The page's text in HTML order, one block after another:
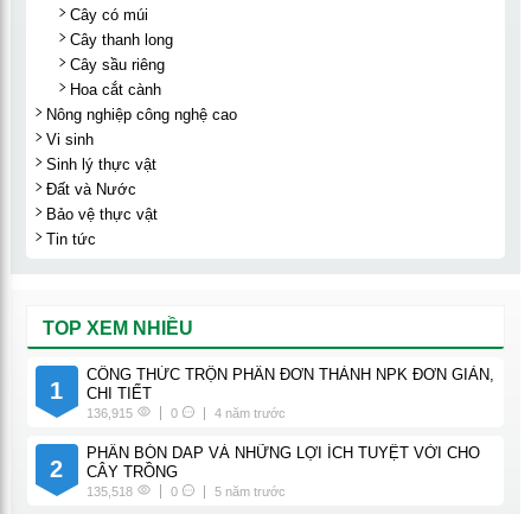
Cây có múi
Cây thanh long
Cây sầu riêng
Hoa cắt cành
Nông nghiệp công nghệ cao
Vi sinh
Sinh lý thực vật
Đất và Nước
Bảo vệ thực vật
Tin tức
TOP XEM NHIỀU
1
CÔNG THỨC TRỘN PHÂN ĐƠN THÀNH NPK ĐƠN GIẢN,
CHI TIẾT
136,915 0 4 năm trước
2
PHÂN BÓN DAP VÀ NHỮNG LỢI ÍCH TUYỆT VỜI CHO
CÂY TRỒNG
135,518 0 5 năm trước